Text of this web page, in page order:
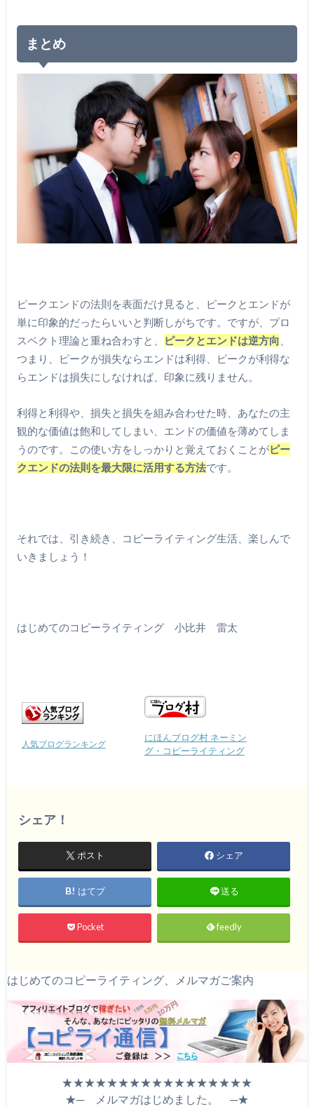
まとめ
ピークエンドの法則を表面だけ見ると、ピークとエンドが
単に印象的だったらいいと判断しがちです。ですが、プロ
スペクト理論と重ね合わすと、
ピークとエンドは逆方向
つまり、ピークが損失ならエンドは利得、ピークが利得な
らエンドは損失にしなければ、印象に残りません。
利得と利得や、損失と損失を組み合わせた時、あなたの主
観的な価値は飽和してしまい、エンドの価値を薄めてしま
うのです。この使い方をしっかりと覚えておくことがピー
クエンドの法則を最大限に活用する方法です。
それでは、引き続き、コピーライティング生活、楽しんで
いきましょう！
はじめてのコピーライティング 小比井 雷太
人気ブログランキング
にほんブログ村 ネーミン
グ・コピーライティング
シェア！
ポスト シェア
はてブ 送る
Pocket feedly
はじめてのコピーライティング、メルマガご案内
★★★★★★★★★★★★★★★★★
★─ メルマガはじめました。 ─★